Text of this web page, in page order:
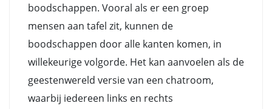
boodschappen. Vooral als er een groep
mensen aan tafel zit, kunnen de
boodschappen door alle kanten komen, in
willekeurige volgorde. Het kan aanvoelen als de
geestenwereld versie van een chatroom,
waarbij iedereen links en rechts